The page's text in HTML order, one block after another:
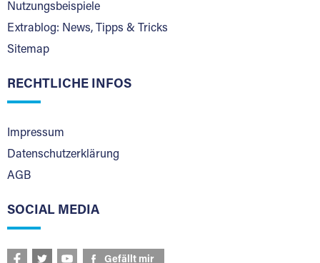
Nutzungsbeispiele
Extrablog: News, Tipps & Tricks
Sitemap
RECHTLICHE INFOS
Impressum
Datenschutzerklärung
AGB
SOCIAL MEDIA
Gefällt mir